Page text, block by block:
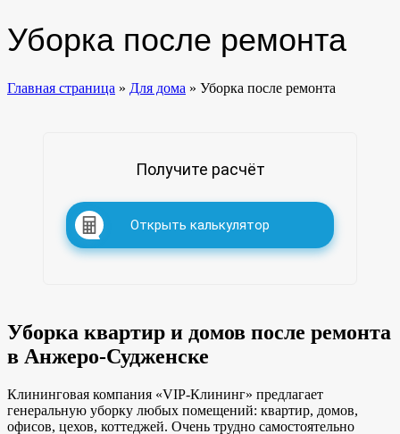
Уборка после ремонта
Главная страница » Для дома » Уборка после ремонта
Получите расчёт
Открыть калькулятор
Уборка квартир и домов после ремонта
в Анжеро-Судженске
Клининговая компания «VIP-Клининг» предлагает
генеральную уборку любых помещений: квартир, домов,
офисов, цехов, коттеджей. Очень трудно самостоятельно